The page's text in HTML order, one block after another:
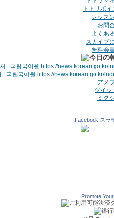
トトリポ
レッス
お問
よくあ
スカイプ
無料会
: 국립국어원 https://news.korean.go.kr/
アメ
ツイッ
ミク
Facebook スラ
Promote